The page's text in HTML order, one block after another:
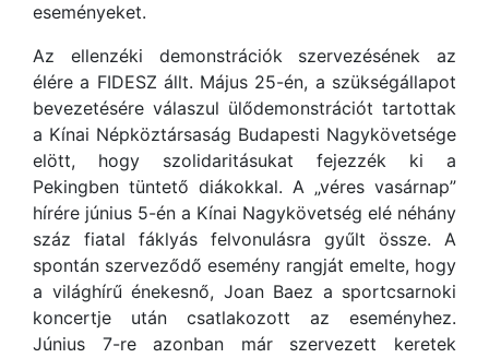
eseményeket.
Az ellenzéki demonstrációk szervezésének az
élére a FIDESZ állt. Május 25-én, a szükségállapot
bevezetésére válaszul ülődemonstrációt tartottak
a Kínai Népköztársaság Budapesti Nagykövetsége
elött, hogy szolidaritásukat fejezzék ki a
Pekingben tüntető diákokkal. A „véres vasárnap”
hírére június 5-én a Kínai Nagykövetség elé néhány
száz fiatal fáklyás felvonulásra gyűlt össze. A
spontán szerveződő esemény rangját emelte, hogy
a világhírű énekesnő, Joan Baez a sportcsarnoki
koncertje után csatlakozott az eseményhez.
Június 7-re azonban már szervezett keretek